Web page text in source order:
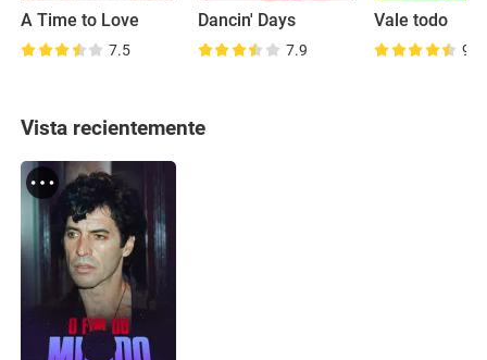
A Time to Love
7.5
Dancin' Days
7.9
Vale todo
9.1
Vista recientemente